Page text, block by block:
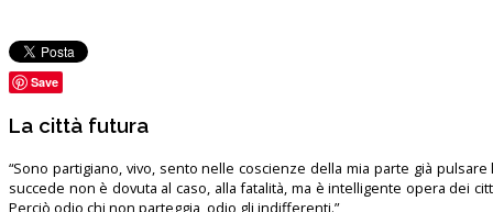
Save
La città futura
“Sono partigiano, vivo, sento nelle coscienze della mia parte già pulsare
succede non è dovuta al caso, alla fatalità, ma è intelligente opera dei
Perciò odio chi non parteggia, odio gli indifferenti.”